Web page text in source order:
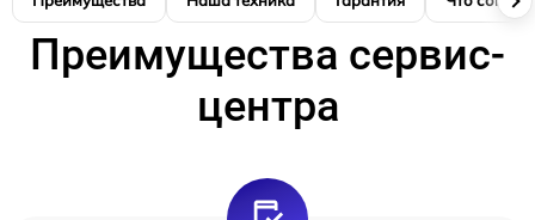
Преимущества сервис-
центра